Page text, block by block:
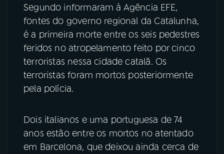
Segundo informaram à Agência EFE,
fontes do governo regional da Catalunha,
é a primeira morte entre os seis pedestres
feridos no atropelamento feito por cinco
terroristas nessa cidade catalã. Os
terroristas foram mortos posteriormente
pela polícia.
Dois italianos e uma portuguesa de 74
anos estão entre os mortos no atentado
em Barcelona, que deixou ainda cerca de